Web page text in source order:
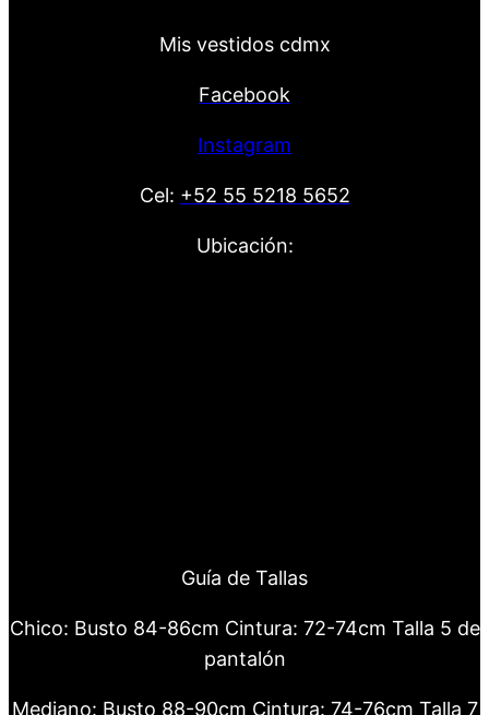
Mis vestidos cdmx
Facebook
Instagram
Cel: +52 55 5218 5652
Ubicación:
Guía de Tallas
Chico: Busto 84-86cm Cintura: 72-74cm Talla 5 de
pantalón
Mediano: Busto 88-90cm Cintura: 74-76cm Talla 7